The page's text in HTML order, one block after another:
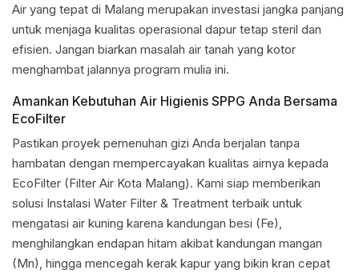
Air yang tepat di Malang merupakan investasi jangka panjang
untuk menjaga kualitas operasional dapur tetap steril dan
efisien. Jangan biarkan masalah air tanah yang kotor
menghambat jalannya program mulia ini.
Amankan Kebutuhan Air Higienis SPPG Anda Bersama
EcoFilter
Pastikan proyek pemenuhan gizi Anda berjalan tanpa
hambatan dengan mempercayakan kualitas airnya kepada
EcoFilter (Filter Air Kota Malang). Kami siap memberikan
solusi Instalasi Water Filter & Treatment terbaik untuk
mengatasi air kuning karena kandungan besi (Fe),
menghilangkan endapan hitam akibat kandungan mangan
(Mn), hingga mencegah kerak kapur yang bikin kran cepat